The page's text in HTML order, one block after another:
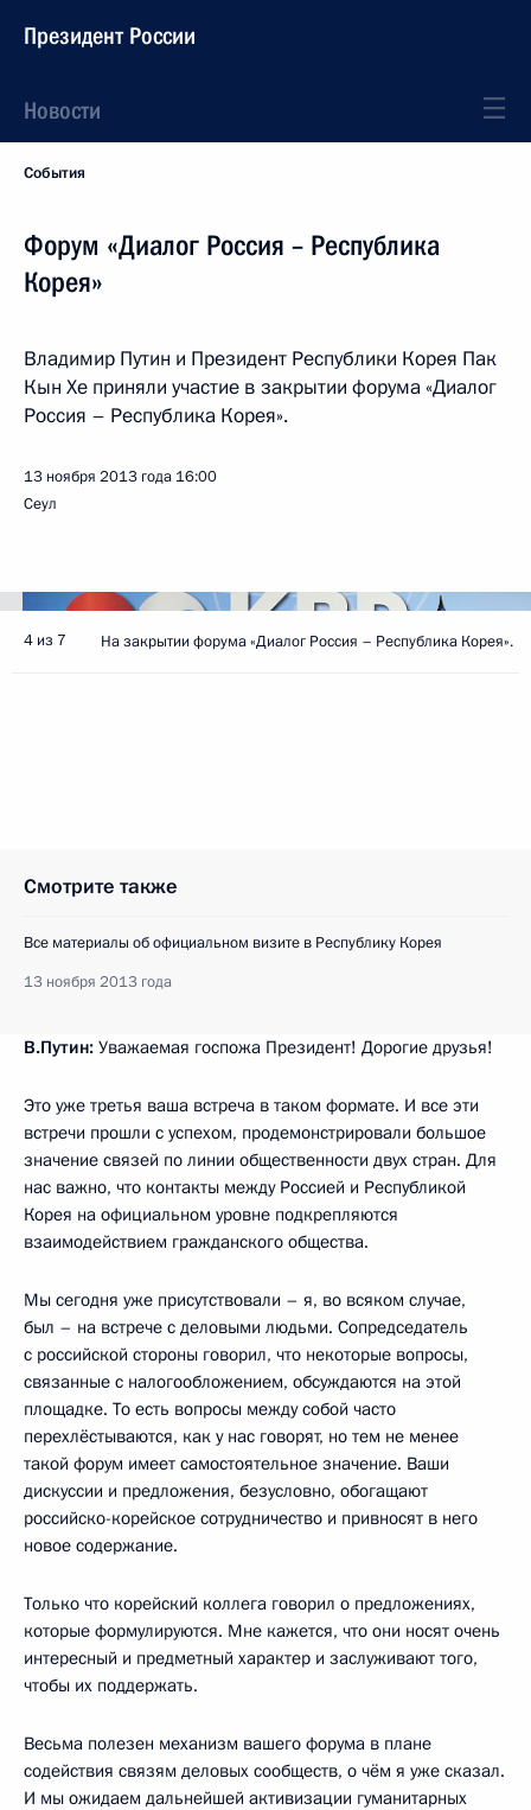
Президент России
Новости
События
Форум «Диалог Россия – Республика
Корея»
Владимир Путин и Президент Республики Корея Пак
Кын Хе приняли участие в закрытии форума «Диалог
Россия – Республика Корея».
13 ноября 2013 года 16:00
Сеул
4 из 7 На закрытии форума «Диалог Россия – Республика Корея».
Смотрите также
Все материалы об официальном визите в Республику Корея
13 ноября 2013 года
В.Путин: Уважаемая госпожа Президент! Дорогие друзья!
Это уже третья ваша встреча в таком формате. И все эти
встречи прошли с успехом, продемонстрировали большое
значение связей по линии общественности двух стран. Для
нас важно, что контакты между Россией и Республикой
Корея на официальном уровне подкрепляются
взаимодействием гражданского общества.
Мы сегодня уже присутствовали – я, во всяком случае,
был – на встрече с деловыми людьми. Сопредседатель
с российской стороны говорил, что некоторые вопросы,
связанные с налогообложением, обсуждаются на этой
площадке. То есть вопросы между собой часто
перехлёстываются, как у нас говорят, но тем не менее
такой форум имеет самостоятельное значение. Ваши
дискуссии и предложения, безусловно, обогащают
российско-корейское сотрудничество и привносят в него
новое содержание.
Только что корейский коллега говорил о предложениях,
которые формулируются. Мне кажется, что они носят очень
интересный и предметный характер и заслуживают того,
чтобы их поддержать.
Весьма полезен механизм вашего форума в плане
содействия связям деловых сообществ, о чём я уже сказал.
И мы ожидаем дальнейшей активизации гуманитарных